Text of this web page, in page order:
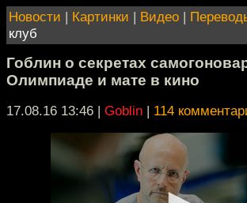
Новости | Картинки | Видео |
клуб
Гоблин о секретах
Олимпиаде и мате в кино
17.08.16 13:46 | Goblin | 114